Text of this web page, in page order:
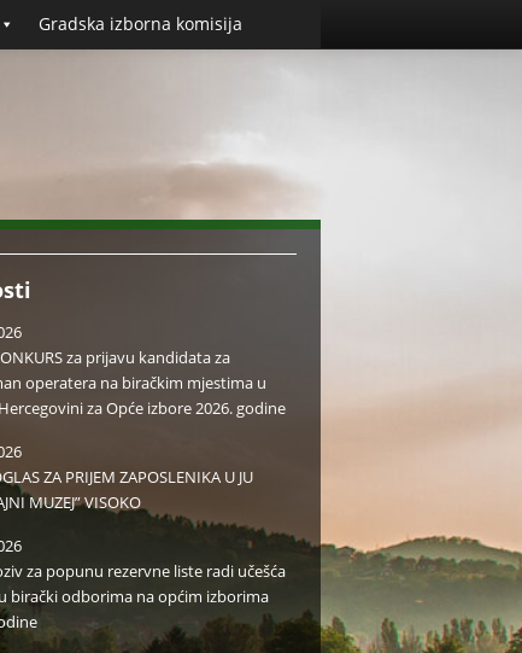
Gradska izborna komisija
za prijavu kandidata za
operatera na biračkim mjestima u
za Opće izbore 2026. godine
ZA PRIJEM ZAPOSLENIKA U JU
MUZEJ” VISOKO
za popunu rezervne liste radi učešća
birački odborima na općim izborima